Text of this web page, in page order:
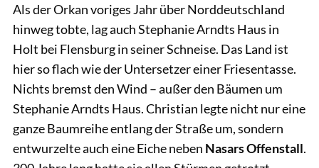
Als der Orkan voriges Jahr über Norddeutschland
hinweg tobte, lag auch Stephanie Arndts Haus in
Holt bei Flensburg in seiner Schneise. Das Land ist
hier so flach wie der Untersetzer einer Friesentasse.
Nichts bremst den Wind – außer den Bäumen um
Stephanie Arndts Haus. Christian legte nicht nur eine
ganze Baumreihe entlang der Straße um, sondern
entwurzelte auch eine Eiche neben Nasars Offenstall.